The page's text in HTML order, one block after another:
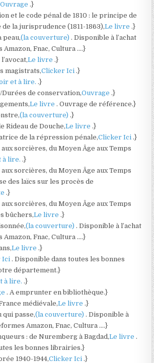
Ouvrage.}
et le code pénal de 1810 : le principe de
la jurisprudence (1811-1863),Le livre.}
peau,(la couverture). Disponible à l’achat
Fnac, Cultura ….}
Le livre.}
magistrats,Clicker Ici.}
et à lire..}
Durées de conservation,Ouvrage.}
Le livre. Ouvrage de référence.}
(la couverture).}
Rideau de Douche,Le livre.}
de la répression pénale,Clicker Ici.}
aux sorcières, du Moyen Âge aux Temps
à lire..}
aux sorcières, du Moyen Âge aux Temps
des laïcs sur les procès de
.}
aux sorcières, du Moyen Âge aux Temps
bûchers,Le livre.}
(la couverture). Disponible à l’achat
Fnac, Cultura ….}
Le livre.}
Ici. Disponible dans toutes les bonnes
département.}
à lire..}
. A emprunter en bibliothèque.}
médiévale,Le livre.}
qui passe,(la couverture). Disponible à
Amazon, Fnac, Cultura ….}
: de Nuremberg à Bagdad,Le livre.
les bonnes librairies.}
1940-1944,Clicker Ici.}